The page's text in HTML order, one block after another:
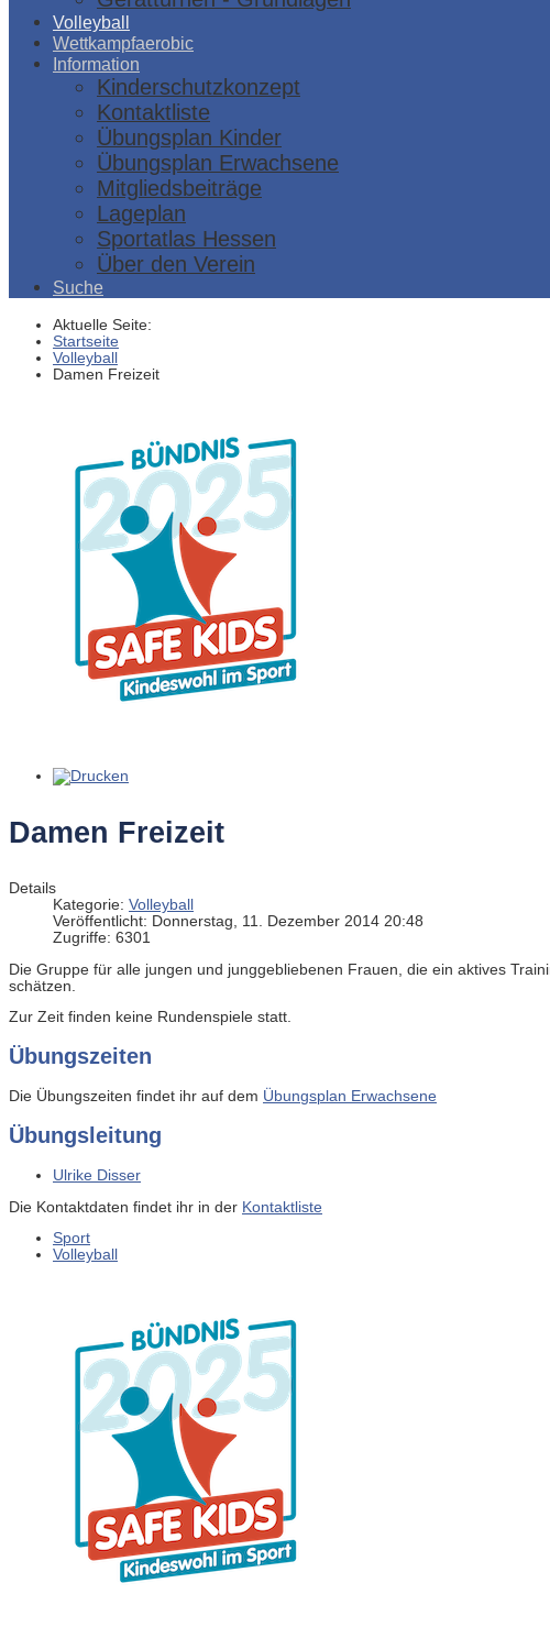
Volleyball
Wettkampfaerobic
Information
Kinderschutzkonzept
Kontaktliste
Übungsplan Kinder
Übungsplan Erwachsene
Mitgliedsbeiträge
Lageplan
Sportatlas Hessen
Über den Verein
Suche
Aktuelle Seite:
Startseite
Volleyball
Damen Freizeit
Damen Freizeit
Details
Kategorie: Volleyball
Veröffentlicht: Donnerstag, 11. Dezember 2014 20:48
Zugriffe: 6301
Die Gruppe für alle jungen und junggebliebenen Frauen, die ein aktives
schätzen.
Zur Zeit finden keine Rundenspiele statt.
Übungszeiten
Die Übungszeiten findet ihr auf dem Übungsplan Erwachsene
Übungsleitung
Ulrike Disser
Die Kontaktdaten findet ihr in der Kontaktliste
Sport
Volleyball